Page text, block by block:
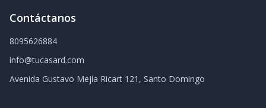
Contáctanos
8095626884
info@tucasard.com
Avenida Gustavo Mejía Ricart 121, Santo Domingo